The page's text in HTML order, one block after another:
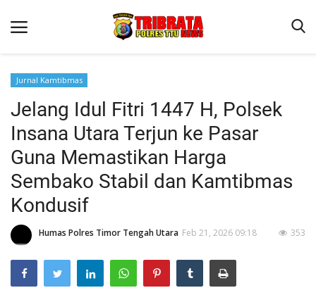
Beranda
Terms & Conditions
Reskrim
Binkam
Lantas
OPINI
Jurnal Kamtibmas
Jelang Idul Fitri 1447 H, Polsek
Insana Utara Terjun ke Pasar
Guna Memastikan Harga
Sembako Stabil dan Kamtibmas
Kondusif
Humas Polres Timor Tengah Utara Feb 21, 2026 09:18 353